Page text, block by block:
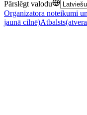
Pārslēgt valodu
Organizatora noteikumi
jaunā cilnē)Atbalsts